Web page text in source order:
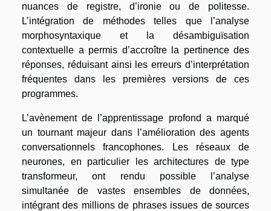
nuances de registre, d’ironie ou de politesse.
L’intégration de méthodes telles que l’analyse
morphosyntaxique et la désambiguïsation
contextuelle a permis d’accroître la pertinence des
réponses, réduisant ainsi les erreurs d’interprétation
fréquentes dans les premières versions de ces
programmes.
L’avènement de l’apprentissage profond a marqué
un tournant majeur dans l’amélioration des agents
conversationnels francophones. Les réseaux de
neurones, en particulier les architectures de type
transformeur, ont rendu possible l’analyse
simultanée de vastes ensembles de données,
intégrant des millions de phrases issues de sources